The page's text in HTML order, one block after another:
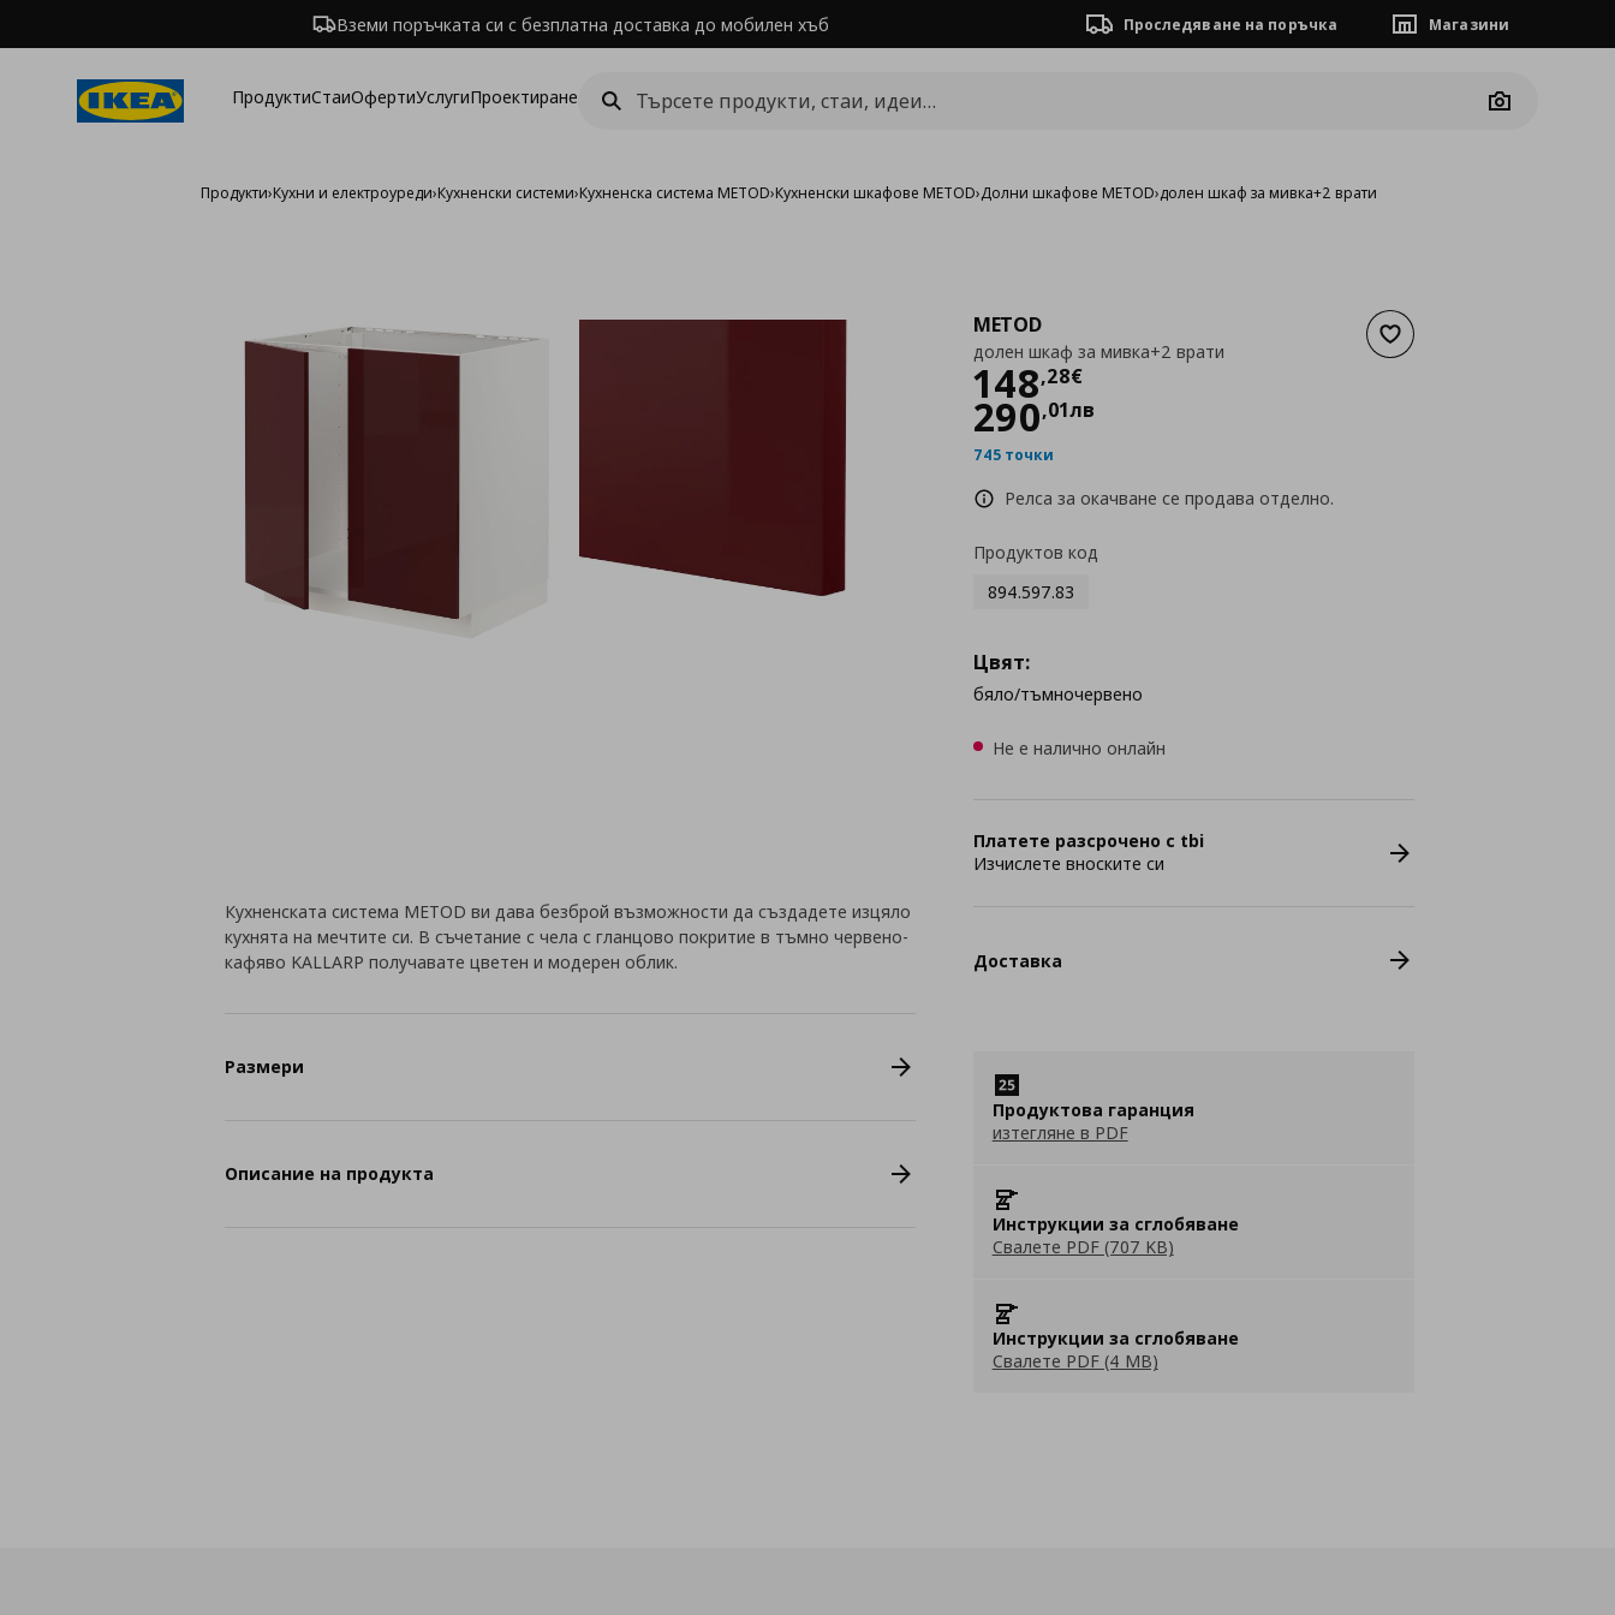
Вземи поръчката си с безплатна доставка до мобилен хъб Проследяване на поръчка Магазини
ПродуктиСтаиОфертиУслугиПроектиране
Camera
Продукти›Кухни и електроуреди›Кухненски системи›Кухненска система METOD›Кухненски шкафове METOD›Долни шкафове METOD›долен шкаф за мивка+2 врати
Добави към списъка с
METOD
долен шкаф за мивка+2 врати
148,28€
Цена148,28 €
290,01лв
745 точки
Релса за окачване се продава отделно.
Продуктов код
894.597.83
Цвят:
бяло/тъмночервено
Не е налично онлайн
Платете разсрочено с tbi
Изчислете вноските си
Доставка
Продуктова гаранция
изтегляне в PDF
Инструкции за сглобяване
Свалете PDF (707 KB)
Инструкции за сглобяване
Свалете PDF (4 MB)
Кухненската система METOD ви дава безброй възможности да създадете изцяло
кухнята на мечтите си. В съчетание с чела с гланцово покритие в тъмно червено-
кафяво KALLARP получавате цветен и модерен облик.
Размери
Описание на продукта